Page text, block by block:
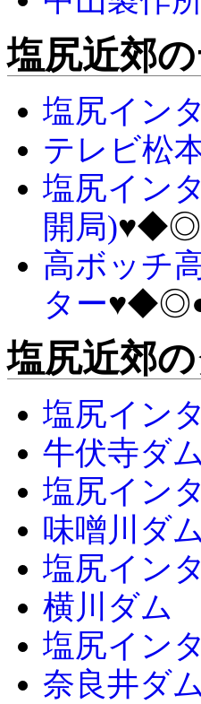
塩尻近郊
塩尻イ
テレビ
塩尻イン
開局)
高ボッチ
ター
塩尻近郊
塩尻イ
牛伏寺
塩尻イ
味噌川
塩尻イ
横川ダ
塩尻イ
奈良井